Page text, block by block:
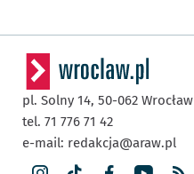
pl. Solny 14, 50-062 Wrocław
tel. 71 776 71 42
e-mail: redakcja@araw.pl